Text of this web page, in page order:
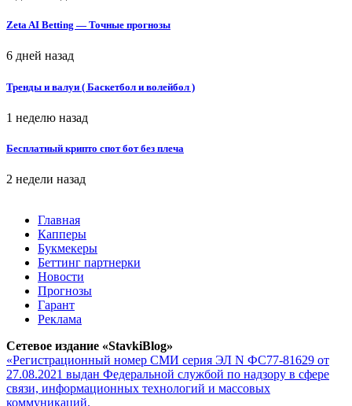
Zeta AI Betting — Точные прогнозы
6 дней назад
Тренды и валуи ( Баскетбол и волейбол )
1 неделю назад
Бесплатный крипто спот бот без плеча
2 недели назад
Главная
Капперы
Букмекеры
Беттинг партнерки
Новости
Прогнозы
Гарант
Реклама
Сетевое издание «StavkiBlog»
«Регистрационный номер СМИ серия ЭЛ N ФС77-81629 от
27.08.2021 выдан Федеральной службой по надзору в сфере
связи, информационных технологий и массовых
коммуникаций.